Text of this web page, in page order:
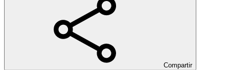
Compartir